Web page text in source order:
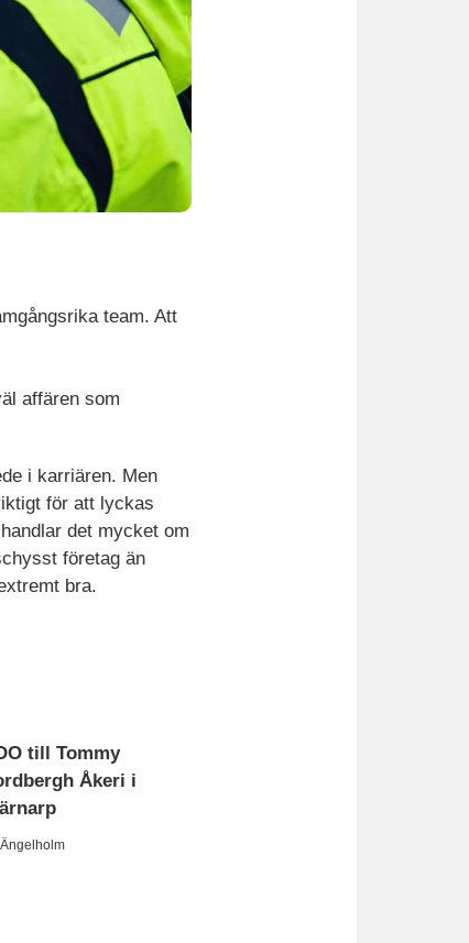
team. Att
affären som
i karriären. Men
för att lyckas
det mycket om
företag än
bra.
till Tommy
Åkeri i
Ängelholm